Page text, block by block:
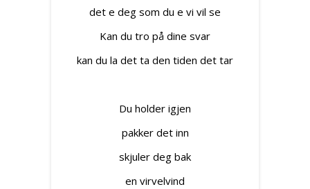
det e deg som du e vi vil se
Kan du tro på dine svar
kan du la det ta den tiden det tar
Du holder igjen
pakker det inn
skjuler deg bak
en virvelvind